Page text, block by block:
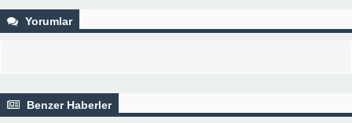
Yorumlar
Benzer Haberler